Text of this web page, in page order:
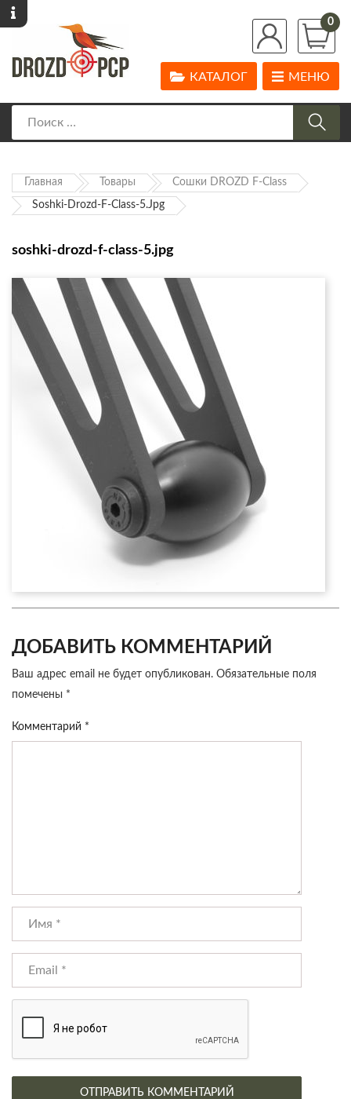
0
МЕНЮ
КАТАЛОГ
Главная Товары Сошки DROZD F-Class
Soshki-Drozd-F-Class-5.jpg
soshki-drozd-f-class-5.jpg
ДОБАВИТЬ КОММЕНТАРИЙ
Ваш адрес email не будет опубликован. Обязательные поля
помечены *
Комментарий *